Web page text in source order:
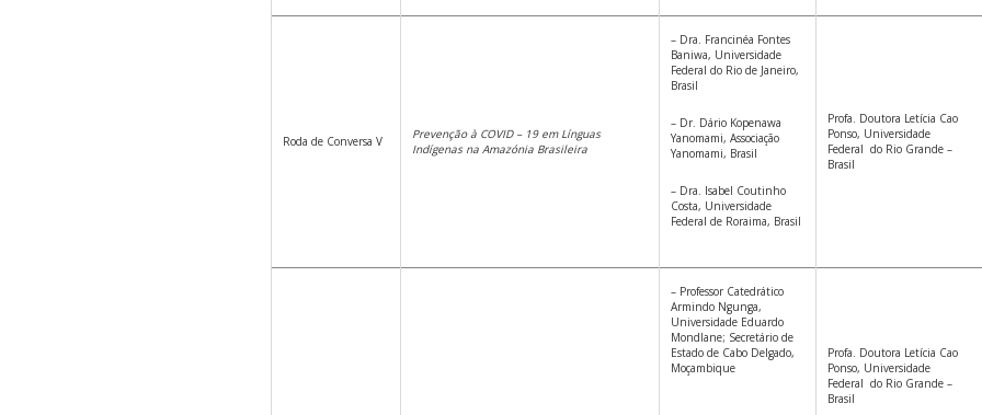
Roda de Conversa V
Prevenção à COVID – 19 em Línguas
Indígenas na Amazónia Brasileira
– Dra. Francinéa Fontes
Baniwa, Universidade
Federal do Rio de Janeiro,
Brasil
– Dr. Dário Kopenawa
Yanomami, Associação
Yanomami, Brasil
– Dra. Isabel Coutinho
Costa, Universidade
Federal de Roraima, Brasil
Profa. Doutora Letícia Cao
Ponso, Universidade
Federal do Rio Grande –
Brasil
– Professor Catedrático
Armindo Ngunga,
Universidade Eduardo
Mondlane; Secretário de
Estado de Cabo Delgado,
Moçambique
Profa. Doutora Letícia Cao
Ponso, Universidade
Federal do Rio Grande –
Brasil